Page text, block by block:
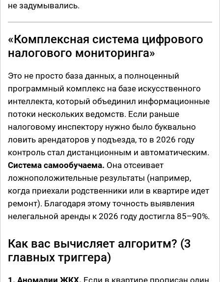
не задумывались.
«Комплексная система цифрового
налогового мониторинга»
Это не просто база данных, а полноценный
программный комплекс на базе искусственного
интеллекта, который объединил информационные
потоки нескольких ведомств. Если раньше
налоговому инспектору нужно было буквально
ловить арендаторов у подъезда, то в 2026 году
контроль стал дистанционным и автоматическим.
Система самообучаема. Она отсеивает
ложноположительные результаты (например,
когда приехали родственники или в квартире идет
ремонт). Благодаря этому точность выявления
нелегальной аренды к 2026 году достигла 85–90%.
Как вас вычисляет алгоритм? (3
главных триггера)